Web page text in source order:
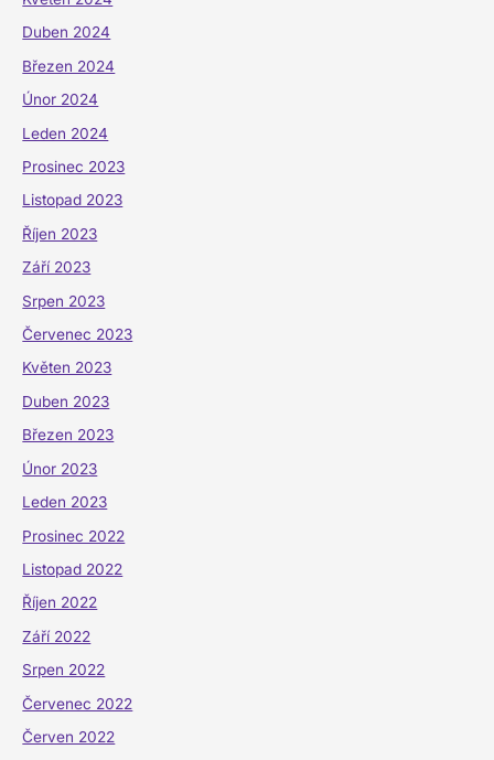
Duben 2024
Březen 2024
Únor 2024
Leden 2024
Prosinec 2023
Listopad 2023
Říjen 2023
Září 2023
Srpen 2023
Červenec 2023
Květen 2023
Duben 2023
Březen 2023
Únor 2023
Leden 2023
Prosinec 2022
Listopad 2022
Říjen 2022
Září 2022
Srpen 2022
Červenec 2022
Červen 2022